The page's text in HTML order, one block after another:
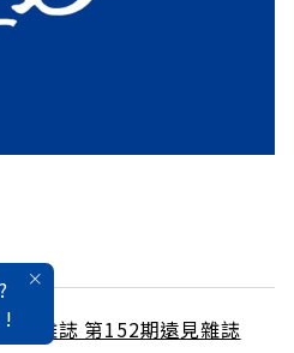
!號雜誌 第152期遠見雜誌